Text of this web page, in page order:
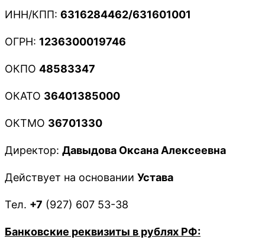
ИНН/КПП: 6316284462/631601001
ОГРН: 1236300019746
ОКПО 48583347
ОКАТО 36401385000
ОКТМО 36701330
Директор: Давыдова Оксана Алексеевна
Действует на основании Устава
Тел. +7 (927) 607 53-38
Банковские реквизиты в рублях РФ: